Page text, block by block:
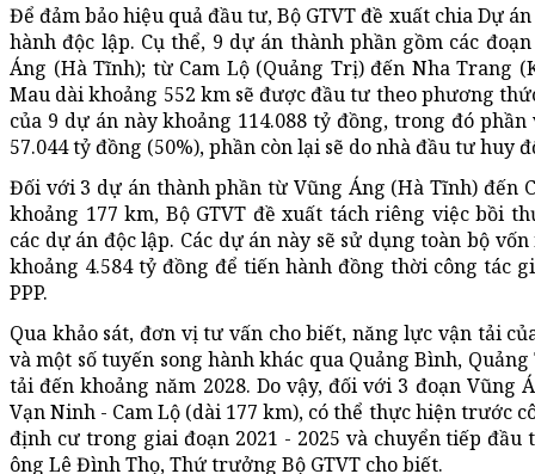
Để đảm bảo hiệu quả đầu tư, Bộ GTVT đề xuất chia Dự
hành độc lập. Cụ thể, 9 dự án thành phần gồm các
Áng (Hà Tĩnh); từ Cam Lộ (Quảng Trị) đến Nha Trang
Mau dài khoảng 552 km sẽ được đầu tư theo phương
của 9 dự án này khoảng 114.088 tỷ đồng, trong đó
57.044 tỷ đồng (50%), phần còn lại sẽ do nhà đầu tư huy
Đối với 3 dự án thành phần từ Vũng Áng (Hà Tĩnh) đến
khoảng 177 km, Bộ GTVT đề xuất tách riêng việc bồi
các dự án độc lập. Các dự án này sẽ sử dụng toàn bộ
khoảng 4.584 tỷ đồng để tiến hành đồng thời công tác
PPP.
Qua khảo sát, đơn vị tư vấn cho biết, năng lực vận tải
và một số tuyến song hành khác qua Quảng Bình,
tải đến khoảng năm 2028. Do vậy, đối với 3 đoạn Vũng
Vạn Ninh - Cam Lộ (dài 177 km), có thể thực hiện trước
định cư trong giai đoạn 2021 - 2025 và chuyển tiếp đầu
ông Lê Đình Thọ, Thứ trưởng Bộ GTVT cho biết.